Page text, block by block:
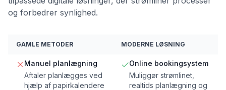
og forbedrer synlighed.
GAMLE METODER MODERNE LØSNING
Manuel planlægning
Aftaler planlægges ved
hjælp af papirkalendere
Online bookingsystem
Muliggør strømlinet,
realtids planlægning og